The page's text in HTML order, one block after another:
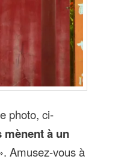
photo, ci-
mènent à un
Amusez-vous à